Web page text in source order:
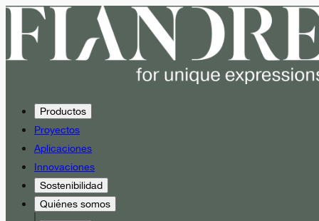
Productos
Proyectos
Aplicaciones
Innovaciones
Sostenibilidad
Quiénes somos